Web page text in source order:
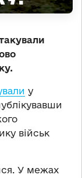
у
військ
У межах